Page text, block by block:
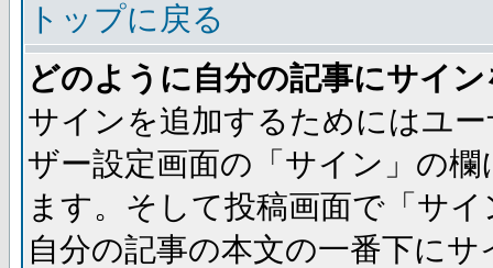
トップに戻る
どのように自分の記事にサイ
サインを追加するためにはユ
ザー設定画面の「サイン」の
ます。そして投稿画面で「サ
自分の記事の本文の一番下に